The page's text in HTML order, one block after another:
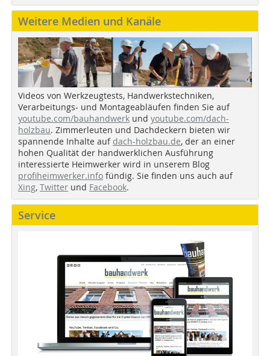
Weitere Medien und Kanäle
Videos von Werkzeugtests, Handwerkstechniken,
Verarbeitungs- und Montageabläufen finden Sie auf
youtube.com/bauhandwerk und youtube.com/dach-
holzbau. Zimmerleuten und Dachdeckern bieten wir
spannende Inhalte auf dach-holzbau.de, der an einer
hohen Qualität der handwerklichen Ausführung
interessierte Heimwerker wird in unserem Blog
profiheimwerker.info fündig. Sie finden uns auch auf
Xing, Twitter und Facebook.
Service